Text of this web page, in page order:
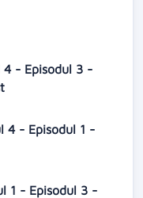
4 - Episodul 3 -
4 - Episodul 1 -
1 - Episodul 3 -